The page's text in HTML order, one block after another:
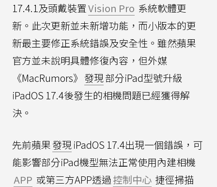
17.4.1及頭戴裝置Vision Pro 系統軟體更
新。此次更新並未新增功能，而小版本的更
新最主要修正系統錯誤及安全性。雖然蘋果
官方並未說明具體修復內容，但外媒
《MacRumors》 發現部分iPad型號升級
iPadOS 17.4後發生的相機問題已經獲得解
決。
先前蘋果發現iPadOS 17.4出現一個錯誤，可
能影響部分iPad機型無法正常使用內建相機
APP 或第三方APP透過控制中心 捷徑掃描